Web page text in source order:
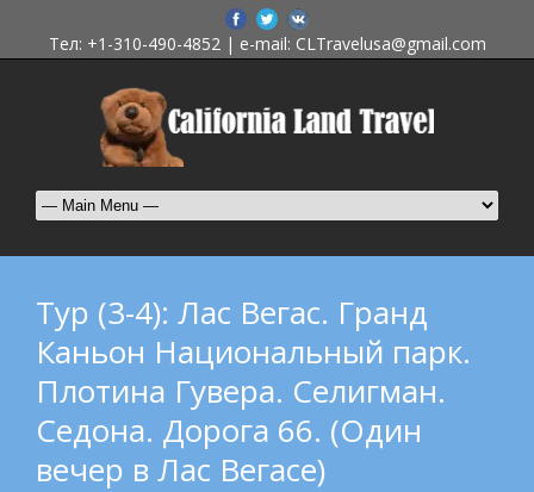
Тел: +1-310-490-4852 | e-mail: CLTravelusa@gmail.com
Тур (3-4): Лас Вегас. Гранд
Каньон Национальный парк.
Плотина Гувера. Селигман.
Седона. Дорога 66. (Один
вечер в Лас Вегасе)